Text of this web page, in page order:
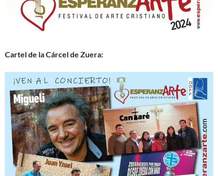
Cartel de la Cárcel de Zuera: